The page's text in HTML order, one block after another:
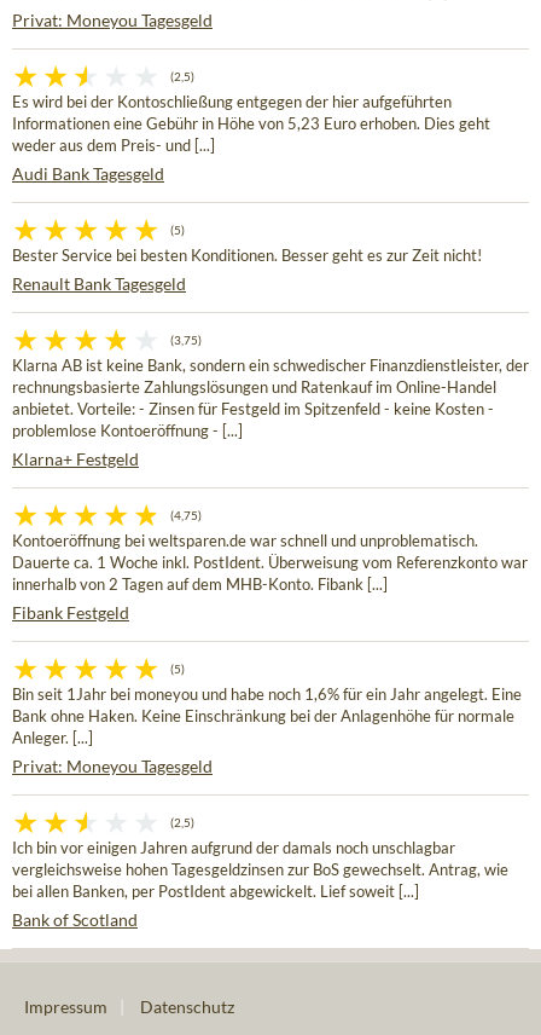
Privat: Moneyou Tagesgeld
(2,5)
Es wird bei der Kontoschließung entgegen der hier aufgeführten
Informationen eine Gebühr in Höhe von 5,23 Euro erhoben. Dies geht
weder aus dem Preis- und [...]
Audi Bank Tagesgeld
(5)
Bester Service bei besten Konditionen. Besser geht es zur Zeit nicht!
Renault Bank Tagesgeld
(3,75)
Klarna AB ist keine Bank, sondern ein schwedischer Finanzdienstleister, der
rechnungsbasierte Zahlungslösungen und Ratenkauf im Online-Handel
anbietet. Vorteile: - Zinsen für Festgeld im Spitzenfeld - keine Kosten -
problemlose Kontoeröffnung - [...]
Klarna+ Festgeld
(4,75)
Kontoeröffnung bei weltsparen.de war schnell und unproblematisch.
Dauerte ca. 1 Woche inkl. PostIdent. Überweisung vom Referenzkonto war
innerhalb von 2 Tagen auf dem MHB-Konto. Fibank [...]
Fibank Festgeld
(5)
Bin seit 1Jahr bei moneyou und habe noch 1,6% für ein Jahr angelegt. Eine
Bank ohne Haken. Keine Einschränkung bei der Anlagenhöhe für normale
Anleger. [...]
Privat: Moneyou Tagesgeld
(2,5)
Ich bin vor einigen Jahren aufgrund der damals noch unschlagbar
vergleichsweise hohen Tagesgeldzinsen zur BoS gewechselt. Antrag, wie
bei allen Banken, per PostIdent abgewickelt. Lief soweit [...]
Bank of Scotland
Impressum Datenschutz